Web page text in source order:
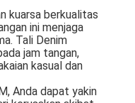
kuarsa berkualitas
ini menjaga
Tali Denim
jam tangan,
kasual dan
Anda dapat yakin